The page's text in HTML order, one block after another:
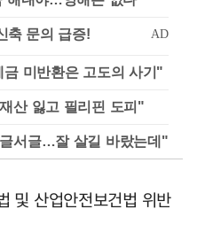
미반환은 고도의 사기"
산 잃고 필리핀 도피"
서글…잘 살길 바랐는데"
및 산업안전보건법 위반